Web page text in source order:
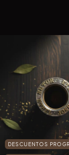
DESCUENTOS